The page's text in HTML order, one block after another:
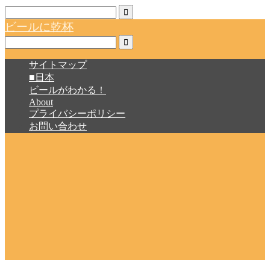
ビールに乾杯
サイトマップ
■日本
ビールがわかる！
About
プライバシーポリシー
お問い合わせ